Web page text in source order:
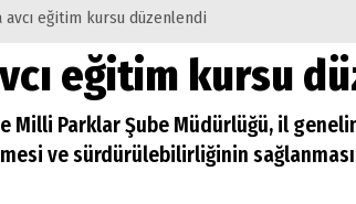
Ekmek Fiyatlarına Zam
Doğubayazıt'ta çocukların sırtındaki ağır yük
ve HÜKÜMET
CADDESİ YAZ BOZ TAHTASI
avcı eğitim kursu düzenlendi
eğitim kursu
Milli Parklar Şube Müdürlüğü, il
ve sürdürülebilirliğinin sağlanması